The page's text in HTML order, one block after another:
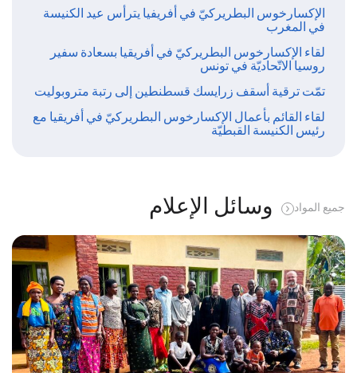
الإكسارخوس البطريركيّ في أفريفيا يترأس عيد الكنيسة
في المغرب
لقاء الإكسارخوس البطريركيّ في أفريقيا بسعادة سفير
روسيا الاتّحاديّة في تونس
تمّت ترقية أسقف زرايسك قسطنطين إلى رتبة متروبوليت
لقاء القائم بأعمال الإكسارخوس البطريركيّ في أفريقيا مع
رئيس الكنيسة القبطيّة
وسائل الإعلام جميع المواد